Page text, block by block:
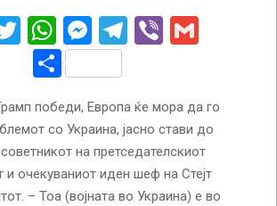
TwitterWhatsApp
Messenger
Telegram
Viber
Share
победи, Европа ќе мора да го
со Украина, јасно стави до
на претседателскиот
и очекуваниот иден шеф на Стејт
– Тоа (војната во Украина) е во